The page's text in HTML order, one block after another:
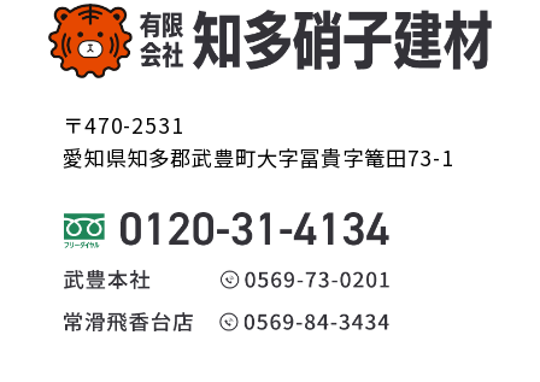
〒470-2531
愛知県知多郡武豊町大字冨貴字篭田73-1